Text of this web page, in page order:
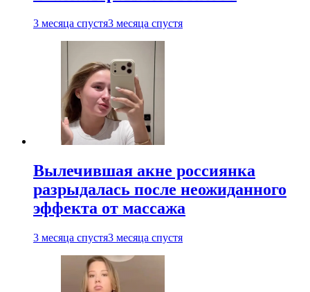
3 месяца спустя3 месяца спустя
Вылечившая акне россиянка
разрыдалась после неожиданного
эффекта от массажа
3 месяца спустя3 месяца спустя